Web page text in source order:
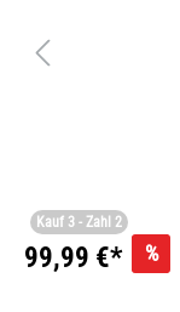
Kauf 3 - Zahl 2
99,99 €* %